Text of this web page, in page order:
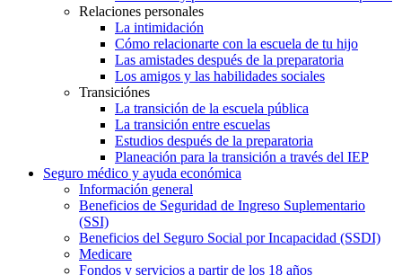
Relaciones personales
La intimidación
Cómo relacionarte con la escuela de tu hijo
Las amistades después de la preparatoria
Los amigos y las habilidades sociales
Transiciónes
La transición de la escuela pública
La transición entre escuelas
Estudios después de la preparatoria
Planeación para la transición a través del IEP
Seguro médico y ayuda económica
Información general
Beneficios de Seguridad de Ingreso Suplementario
(SSI)
Beneficios del Seguro Social por Incapacidad (SSDI)
Medicare
Fondos y servicios a partir de los 18 años